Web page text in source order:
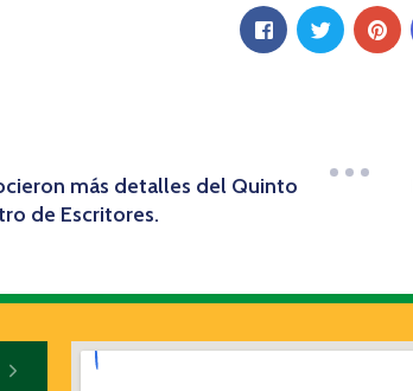
más detalles del Quinto
de Escritores.